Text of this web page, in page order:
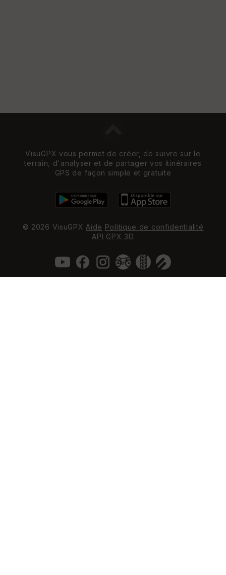
VisuGPX vous permet de créer, de suivre sur le
terrain, d'analyser et de partager vos itinéraires
GPS de façon simple et gratuite
© 2026 VisuGPX Aide Politique de confidentialité
API GPX 3D